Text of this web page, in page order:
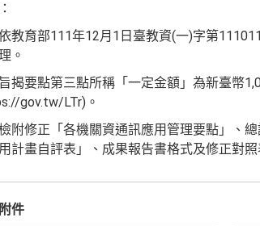
教育部111年12月1日臺教資(一)字第
。
揭要點第三點所稱「一定金額」為新臺幣
gov.tw/LTr)。
附修正「各機關資通訊應用管理要點」、
計畫自評表」、成果報告書格式及修正對照
件